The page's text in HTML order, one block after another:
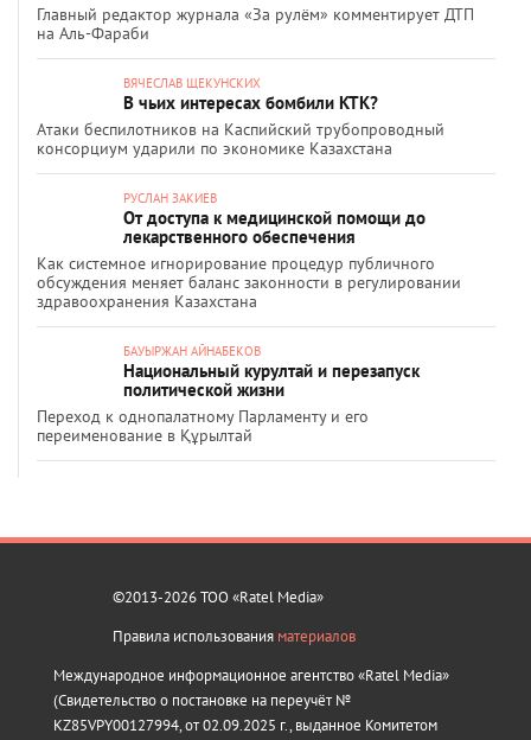
Главный редактор журнала «За рулём» комментирует ДТП
на Аль-Фараби
ВЯЧЕСЛАВ ЩЕКУНСКИХ
В чьих интересах бомбили КТК?
Атаки беспилотников на Каспийский трубопроводный
консорциум ударили по экономике Казахстана
РУСЛАН ЗАКИЕВ
От доступа к медицинской помощи до
лекарственного обеспечения
Как системное игнорирование процедур публичного
обсуждения меняет баланс законности в регулировании
здравоохранения Казахстана
БАУЫРЖАН АЙНАБЕКОВ
Национальный курултай и перезапуск
политической жизни
Переход к однопалатному Парламенту и его
переименование в Құрылтай
©2013-2026 ТОО «Ratel Media»
Правила использования материалов
Международное информационное агентство «Ratel Media»
(Свидетельство о постановке на переучёт №
KZ85VPY00127994, от 02.09.2025 г., выданное Комитетом